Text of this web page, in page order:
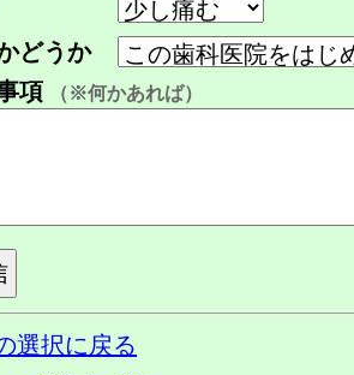
どうか
項
（※何かあれば）
選択に戻る